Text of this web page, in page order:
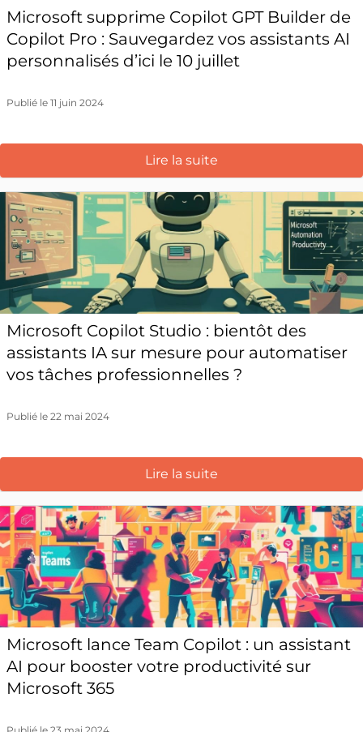
Microsoft supprime Copilot GPT Builder de
Copilot Pro : Sauvegardez vos assistants AI
personnalisés d’ici le 10 juillet
Publié le 11 juin 2024
Lire la suite
Microsoft Copilot Studio : bientôt des
assistants IA sur mesure pour automatiser
vos tâches professionnelles ?
Publié le 22 mai 2024
Lire la suite
Microsoft lance Team Copilot : un assistant
AI pour booster votre productivité sur
Microsoft 365